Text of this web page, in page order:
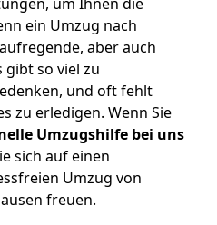
ein Umzug nach
aber auch
gibt so viel zu
und oft fehlt
zu erledigen. Wenn Sie
Umzugshilfe bei uns
sich auf einen
Umzug von
freuen.